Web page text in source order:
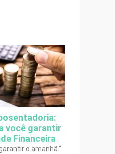
você garantir
Financeira
o amanhã.”